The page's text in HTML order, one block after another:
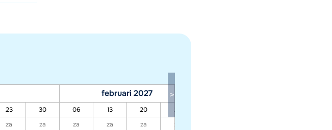
februari 2027
23 30 06 13 20 27
za za za za za za